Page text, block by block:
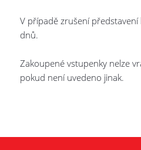
V případě zrušení
dnů.
Zakoupené vstupenky nelze
pokud není uvedeno jinak.